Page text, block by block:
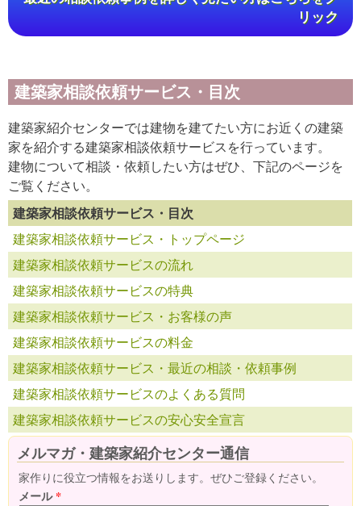
リック
建築家相談依頼サービス・目次
建築家紹介センターでは建物を建てたい方にお近くの建築
家を紹介する建築家相談依頼サービスを行っています。
建物について相談・依頼したい方はぜひ、下記のページを
ご覧ください。
建築家相談依頼サービス・目次
建築家相談依頼サービス・トップページ
建築家相談依頼サービスの流れ
建築家相談依頼サービスの特典
建築家相談依頼サービス・お客様の声
建築家相談依頼サービスの料金
建築家相談依頼サービス・最近の相談・依頼事例
建築家相談依頼サービスのよくある質問
建築家相談依頼サービスの安心安全宣言
メルマガ・建築家紹介センター通信
家作りに役立つ情報をお送りします。ぜひご登録ください。
メール*